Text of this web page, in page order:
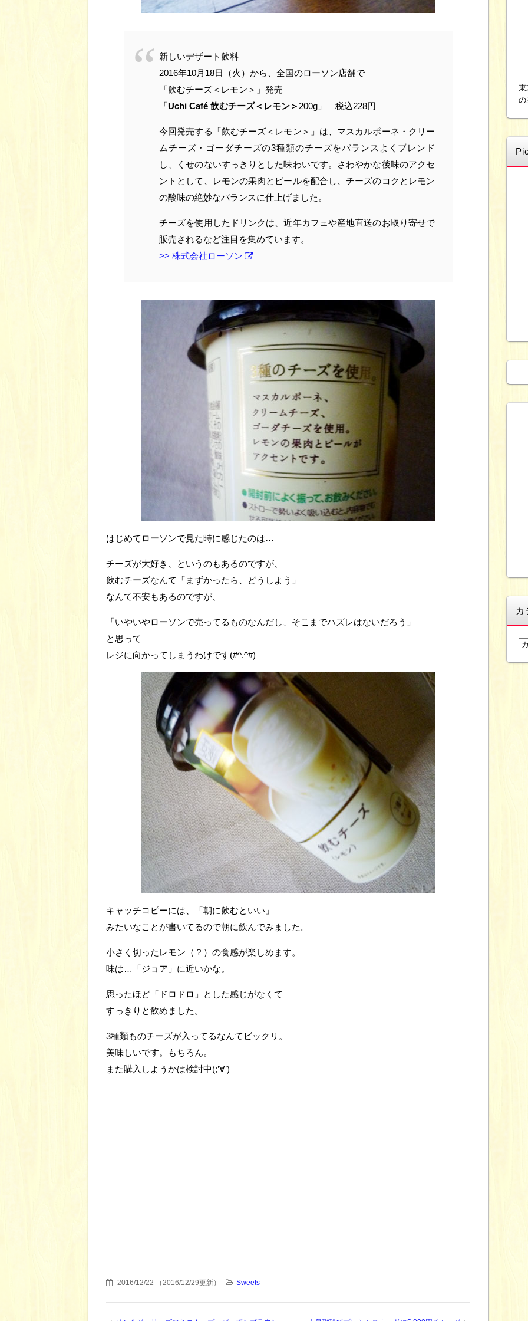
新しいデザート飲料
2016年10月18日（火）から、全国のローソン店舗で
「飲むチーズ＜レモン＞」発売
「Uchi Café 飲むチーズ＜レモン＞ 200g」 税込228円
今回発売する「飲むチーズ＜レモン＞」は、マスカルポーネ・クリー
ムチーズ・ゴーダチーズの3種類のチーズをバランスよくブレンド
し、くせのないすっきりとした味わいです。さわやかな後味のアクセ
ントとして、レモンの果肉とピールを配合し、チーズのコクとレモン
の酸味の絶妙なバランスに仕上げました。
チーズを使用したドリンクは、近年カフェや産地直送のお取り寄せで
販売されるなど注目を集めています。
>> 株式会社ローソン
はじめてローソンで見た時に感じたのは…
チーズが大好き、というのもあるのですが、
飲むチーズなんて「まずかったら、どうしよう」
なんて不安もあるのですが、
「いやいやローソンで売ってるものなんだし、そこまでハズレはないだろう」
と思って
レジに向かってしまうわけです(#^.^#)
キャッチコピーには、「朝に飲むといい」
みたいなことが書いてるので朝に飲んでみました。
小さく切ったレモン（？）の食感が楽しめます。
味は…「ジョア」に近いかな。
思ったほど「ドロドロ」とした感じがなくて
すっきりと飲めました。
3種類ものチーズが入ってるなんてビックリ。
美味しいです。もちろん。
また購入しようかは検討中(;’∀’)
2016/12/22 （2016/12/29更新） Sweets
東
の
カ
カ